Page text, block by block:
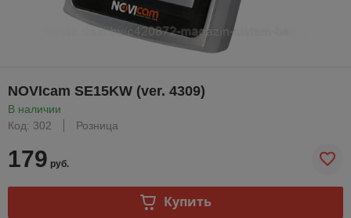
NOVIcam SE15KW (ver. 4309)
В наличии
Код: 302
Розница
179 руб.
Купить